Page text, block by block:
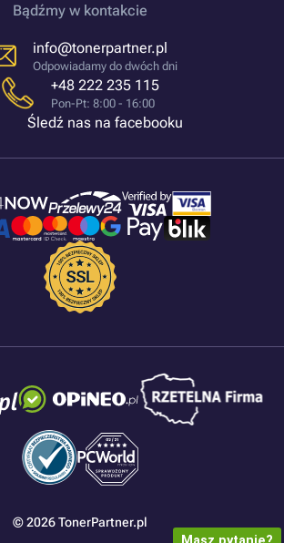
Bądźmy w kontakcie
info@tonerpartner.pl
Odpowiadamy do dwóch dni
+48 222 235 115
Pon-Pt: 8:00 - 16:00
Śledź nas na facebooku
© 2026 TonerPartner.pl